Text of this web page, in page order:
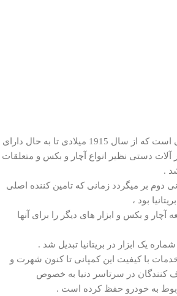
بریتول یک کمپانی انگلیسی است که از سال 1915 میلادی تا به حال دارای
آلات دستی نظیر انواع آچار و بکس و متعلقات
.
دوم بر میگردد زمانی که تامین کننده اصلی
بود ،
قطعه آچار و بکس و ابزار های دیگر را برای آنها
یک ابزار در بریتانیا تبدیل شد .
با کیفیت این کمپانی تا کنون شهرت و
کنندگان در سرتاسر دنیا به خصوص
به خودرو حفظ کرده است .